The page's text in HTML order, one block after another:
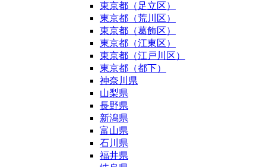
東京都（足立区）
東京都（荒川区）
東京都（葛飾区）
東京都（江東区）
東京都（江戸川区）
東京都（都下）
神奈川県
山梨県
長野県
新潟県
富山県
石川県
福井県